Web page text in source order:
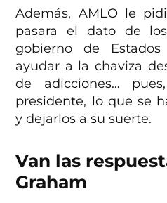
Además, AMLO le
pasara el dato de
gobierno de
ayudar a la chaviza
de adicciones…
presidente, lo que se
y dejarlos a su suerte.
Van las
Graham